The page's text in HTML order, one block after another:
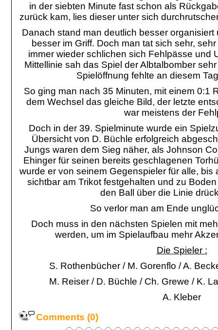
in der siebten Minute fast schon als
zurück kam, lies dieser unter sich
Danach stand man deutlich besser
besser im Griff. Doch man tat sich sehr,
immer wieder schlichen sich Fehlpässe und
Mittellinie sah das Spiel der Albtalbomber
Spielöffnung fehlte an diesem
So ging man nach 35 Minuten, mit einem 0:1
dem Wechsel das gleiche Bild, der letzte
war meistens der
Doch in der 39. Spielminute wurde ein
Übersicht von D. Büchle erfolgreich
Jungs waren dem Sieg näher, als Johnson
Ehinger für seinen bereits geschlagenen
wurde er von seinem Gegenspieler für alle,
sichtbar am Trikot festgehalten und zu
den Ball über die Linie
So verlor man am Ende
Doch muss in den nächsten Spielen mit
werden, um im Spielaufbau mehr
Die Spieler :
S. Rothenbücher / M. Gorenflo / A.
M. Reiser / D. Büchle / Ch. Grewe / K.
A. Kleber
Comments (0)